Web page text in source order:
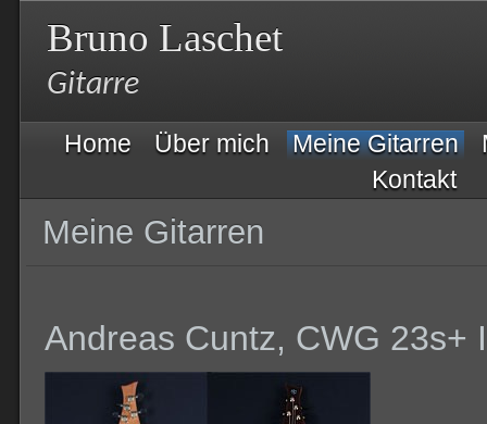
Bruno Laschet
Gitarre
Home Über mich Meine Gitarren
Kontakt
Meine Gitarren
Andreas Cuntz, CWG 23s+